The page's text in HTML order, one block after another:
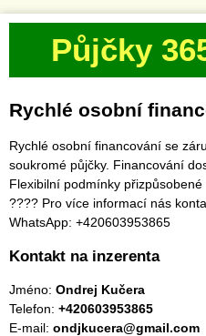
Půjčky
Rychlé osobní
Rychlé osobní financování se
soukromé půjčky. Financování
Flexibilní podmínky přizpůsobené
???? Pro více informací nás
WhatsApp: +420603953865
Kontakt na inzerenta
Jméno: Ondrej Kučera
Telefon: +420603953865
E-mail: ondjkucera@gmail.com